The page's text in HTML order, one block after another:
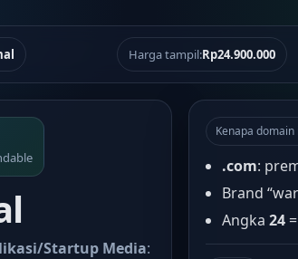
Harga tampil:Rp24.900.000
Startup Media:
Kenapa domain
.com:
Brand
Angka 24=